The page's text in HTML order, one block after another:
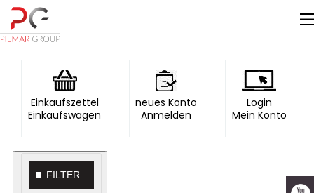
Einkaufszettel
Einkaufswagen
neues Konto
Anmelden
Login
Mein Konto
FILTER